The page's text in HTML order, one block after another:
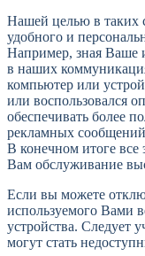
Нашей целью в таких
удобного и
Например, зная Ваше
в наших
компьютер или
или воспользовался
обеспечивать более
рекламных
В конечном итоге все
Вам обслуживание
Если вы можете
используемого Вами
устройства. Следует
могут стать